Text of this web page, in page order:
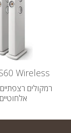
Wireless
רמקולים
אלחוטיים